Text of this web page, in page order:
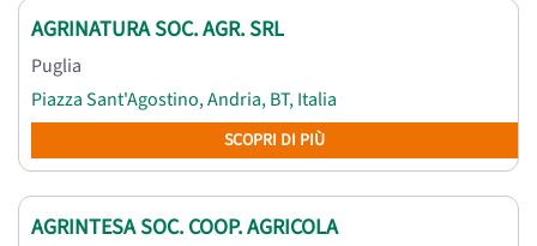
AGRINATURA SOC. AGR. SRL
Puglia
Piazza Sant'Agostino, Andria, BT, Italia
SCOPRI DI PIÙ
AGRINTESA SOC. COOP. AGRICOLA